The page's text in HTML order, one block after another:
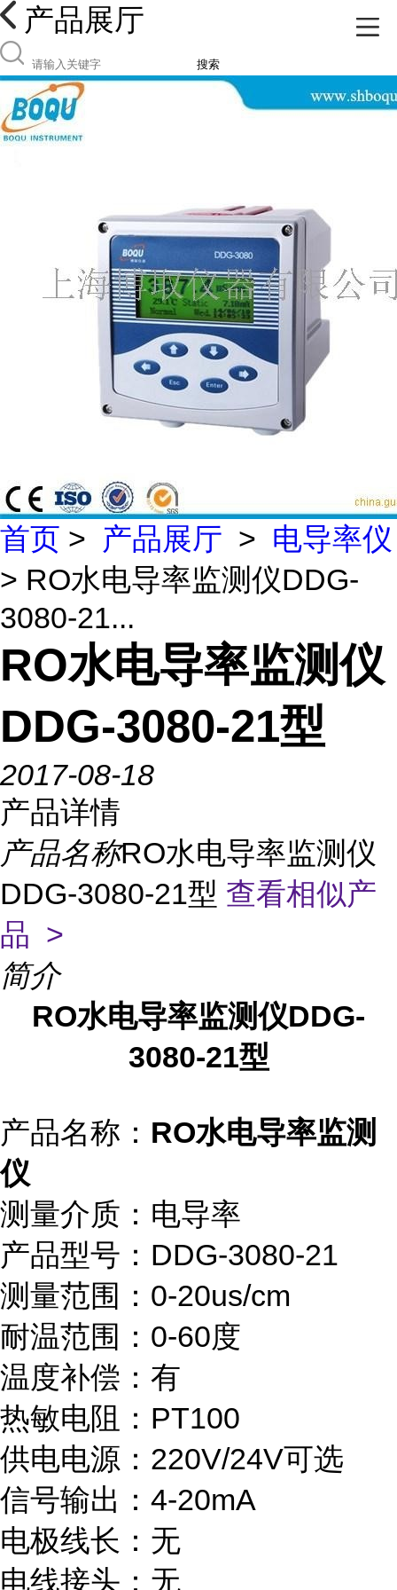
产品展厅
搜索
首页 > 产品展厅 > 电导率仪
> RO水电导率监测仪DDG-
3080-21...
RO水电导率监测仪
DDG-3080-21型
2017-08-18
产品详情
产品名称RO水电导率监测仪
DDG-3080-21型 查看相似产
品 >
简介
RO水电导率监测仪DDG-
3080-21型
产品名称： RO水电导率监测
仪
测量介质：电导率
产品型号：DDG-3080-21
测量范围：0-20us/cm
耐温范围：0-60度
温度补偿：有
热敏电阻：PT100
供电电源：220V/24V可选
信号输出：4-20mA
电极线长：无
电线接头：无